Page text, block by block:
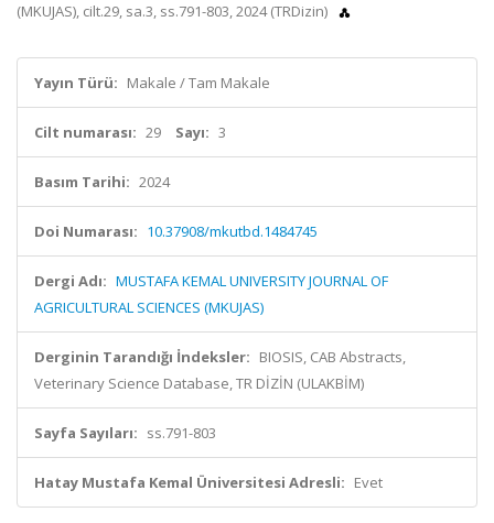
(MKUJAS), cilt.29, sa.3, ss.791-803, 2024 (TRDizin)
Yayın Türü: Makale / Tam Makale
Cilt numarası: 29 Sayı: 3
Basım Tarihi: 2024
Doi Numarası: 10.37908/mkutbd.1484745
Dergi Adı: MUSTAFA KEMAL UNIVERSITY JOURNAL OF
AGRICULTURAL SCIENCES (MKUJAS)
Derginin Tarandığı İndeksler: BIOSIS, CAB Abstracts,
Veterinary Science Database, TR DİZİN (ULAKBİM)
Sayfa Sayıları: ss.791-803
Hatay Mustafa Kemal Üniversitesi Adresli: Evet